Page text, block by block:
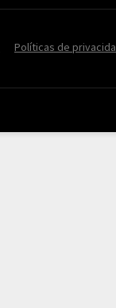
Políticas de